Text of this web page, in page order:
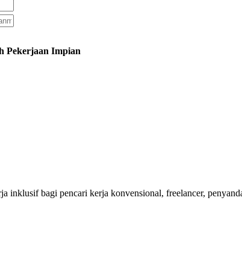
Pekerjaan Impian
inklusif bagi pencari kerja konvensional, freelancer,